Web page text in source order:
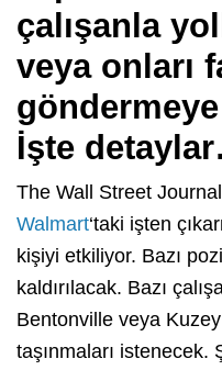
çalışanla
veya onları
göndermeye
İşte
The Wall Street
Walmart‘taki işten
kişiyi etkiliyor. Bazı
kaldırılacak. Bazı
Bentonville veya
taşınmaları istenecek.